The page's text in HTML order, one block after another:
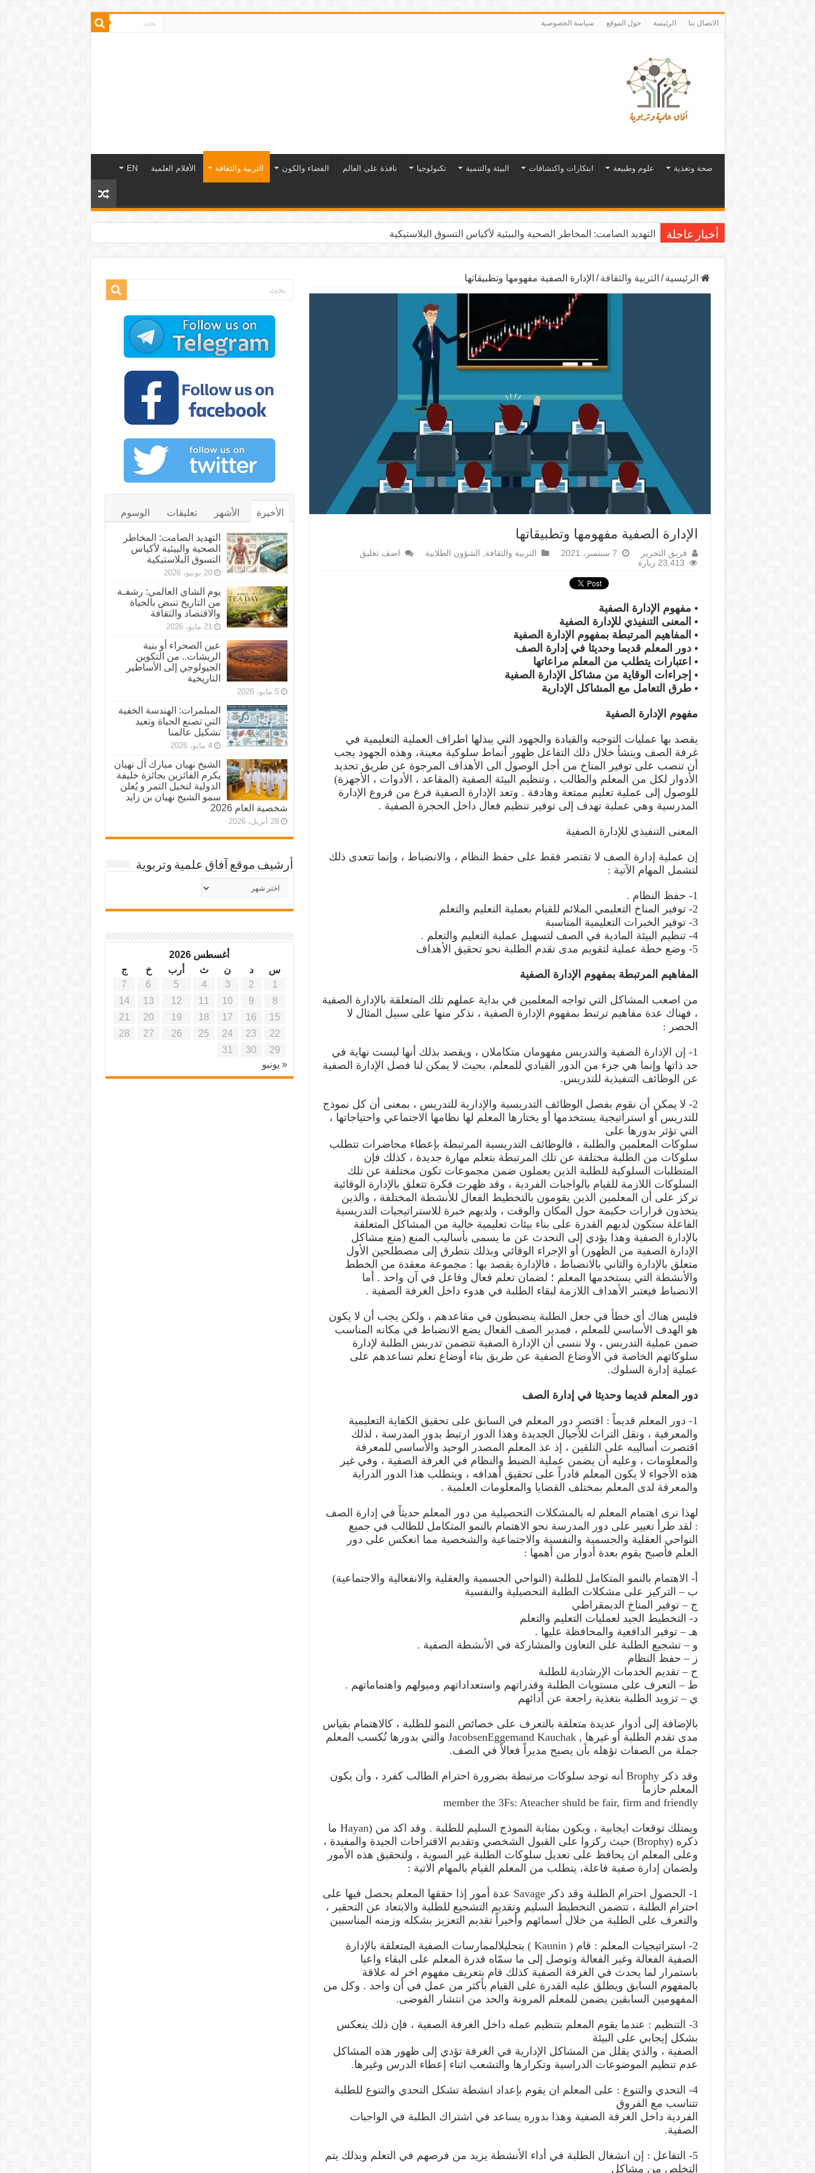
الاتصال بنا الرئيسة حول الموقع سياسة الخصوصية
صحة وتغذية علوم وطبيعة ابتكارات واكتشافات البيئة والتنمية تكنولوجيا نافذة على العالم الفضاء والكون التربية والثقافة الأفلام العلمية EN
أخبار عاجلة التهديد الصامت: المخاطر الصحية والبيئية لأكياس التسوق البلاستيكية
الرئيسية / التربية والثقافة / الإدارة الصفية مفهومها وتطبيقاتها
الإدارة الصفية مفهومها وتطبيقاتها
فريق التحرير 7 سبتمبر، 2021 التربية والثقافة, الشؤون الطلابية
اضف تعليق
23,413 زيارة
• مفهوم الإدارة الصفية
• المعنى التنفيذي للإدارة الصفية
• المفاهيم المرتبطة بمفهوم الإدارة الصفية
• دور المعلم قديما وحديثا في إدارة الصف
• اعتبارات يتطلب من المعلم مراعاتها
• إجراءات الوقاية من مشاكل الإدارة الصفية
• طرق التعامل مع المشاكل الإدارية
مفهوم الإدارة الصفية
يقصد بها عمليات التوجيه والقيادة والجهود التي يبذلها اطراف العملية التعليمية في
غرفة الصف وينشأ خلال ذلك التفاعل ظهور أنماط سلوكية معينة، وهذه الجهود يجب
أن تنصب على توفير المناخ من أجل الوصول الى الأهداف المرجوة عن طريق تحديد
الأدوار لكل من المعلم والطالب ، وتنظيم البيئة الصفية (المقاعد ، الأدوات ، الأجهزة)
للوصول إلى عملية تعليم ممتعة وهادفة . وتعد الإدارة الصفية فرع من فروع الإدارة
المدرسية وهي عملية تهدف إلى توفير تنظيم فعال داخل الحجرة الصفية .
المعنى التنفيذي للإدارة الصفية
إن عملية إدارة الصف لا تقتصر فقط على حفظ النظام ، والانضباط ، وإنما تتعدى ذلك
لتشمل المهام الآتية :
1- حفظ النظام .
2- توفير المناخ التعليمي الملائم للقيام بعملية التعليم والتعلم
3- توفير الخبرات التعليمية المناسبة
4- تنظيم البيئة المادية في الصف لتسهيل عملية التعليم والتعلم .
5- وضع خطة عملية لتقويم مدى تقدم الطلبة نحو تحقيق الأهداف
المفاهيم المرتبطة بمفهوم الإدارة الصفية
من اصعب المشاكل التي تواجه المعلمين في بداية عملهم تلك المتعلقة بالإدارة الصفية
، فهناك عدة مفاهيم ترتبط بمفهوم الإدارة الصفية ، نذكر منها على سبيل المثال لا
الحصر :
1- إن الإدارة الصفية والتدريس مفهومان متكاملان ، ويقصد بذلك أنها ليست نهاية في
حد ذاتها وإنما هي جزء من الدور القيادي للمعلم، بحيث لا يمكن لنا فصل الإدارة الصفية
عن الوظائف التنفيذية للتدريس.
2- لا يمكن أن نقوم بفصل الوظائف التدريسية والإدارية للتدريس ، بمعنى أن كل نموذج
للتدريس أو استراتيجية يستخدمها أو يختارها المعلم لها نظامها الاجتماعي واحتياجاتها ،
التي تؤثر بدورها على
سلوكات المعلمين والطلبة ، فالوظائف التدريسية المرتبطة بإعطاء محاضرات تتطلب
سلوكات من الطلبة مختلفة عن تلك المرتبطة بتعلم مهارة جديدة ، كذلك فإن
المتطلبات السلوكية للطلبة الذين يعملون ضمن مجموعات تكون مختلفة عن تلك
السلوكات اللازمة للقيام بالواجبات الفردية ، وقد ظهرت فكرة تتعلق بالإدارة الوقائية
تركز على أن المعلمين الذين يقومون بالتخطيط الفعال للأنشطة المختلفة ، والذين
يتخذون قرارات حكيمة حول المكان والوقت ، ولديهم خبرة للاستراتيجيات التدريسية
الفاعلة ستكون لديهم القدرة على بناء بيئات تعليمية خالية من المشاكل المتعلقة
بالإدارة الصفية وهذا يؤدي إلى التحدث عن ما يسمى بأساليب المنع (منع مشاكل
الإدارة الصفية من الظهور) أو الإجراء الوقائي وبذلك نتطرق إلى مصطلحين الأول
متعلق بالإدارة والثاني بالانضباط ، فالإدارة يقصد بها : مجموعة معقدة من الخطط
والأنشطة التي يستخدمها المعلم ؛ لضمان تعلم فعال وفاعل في آن واحد . أما
الانضباط فيعتبر الأهداف اللازمة لبقاء الطلبة في هدوء داخل الغرفة الصفية .
فليس هناك أي خطأ في جعل الطلبة ينضبطون في مقاعدهم ، ولكن يجب أن لا يكون
هو الهدف الأساسي للمعلم ، فمدير الصف الفعال يضع الانضباط في مكانه المناسب
ضمن عملية التدريس ، ولا ننسى أن الإدارة الصفية تتضمن تدريس الطلبة لإدارة
سلوكاتهم الخاصة في الأوضاع الصفية عن طريق بناء أوضاع تعلم تساعدهم على
عملية إدارة السلوك.
دور المعلم قديما وحديثا في إدارة الصف
1- دور المعلم قديماً : اقتصر دور المعلم في السابق على تحقيق الكفاية التعليمية
والمعرفية ، ونقل التراث للأجيال الجديدة وهذا الدور ارتبط بدور المدرسة ، لذلك
اقتصرت أساليبه على التلقين ، إذ عذ المعلم المصدر الوحيد والأساسي للمعرفة
والمعلومات ، وعليه أن يضمن عملية الضبط والنظام في الغرفة الصفية ، وفي غير
هذه الأجواء لا يكون المعلم قادراً على تحقيق أهدافه ، ويتطلب هذا الدور الدراية
والمعرفة لدى المعلم بمختلف القضايا والمعلومات العلمية .
لهذا نرى اهتمام المعلم له بالمشكلات التحصيلية من دور المعلم حديثاً في إدارة الصف
: لقد طرأ تغيير على دور المدرسة نحو الاهتمام بالنمو المتكامل للطالب في جميع
النواحي العقلية والجسمية والنفسية والاجتماعية والشخصية مما انعكس على دور
العلم فأصبح يقوم بعدة أدوار من أهمها :
أ- الاهتمام بالنمو المتكامل للطلبة (النواحي الجسمية والعقلية والانفعالية والاجتماعية)
ب – التركيز على مشكلات الطلبة التحصيلية والنفسية
ج – توفير المناخ الديمقراطي
د- التخطيط الجيد لعمليات التعليم والتعلم
هـ – توفير الدافعية والمحافظة عليها .
و – تشجيع الطلبة على التعاون والمشاركة في الأنشطة الصفية .
ز – حفظ النظام
ح – تقديم الخدمات الإرشادية للطلبة
ط – التعرف على مستويات الطلبة وقدراتهم واستعداداتهم وميولهم واهتماماتهم .
ي – تزويد الطلبة بتغذية راجعة عن أدائهم
بالإضافة إلى أدوار عديدة متعلقة بالتعرف على خصائص النمو للطلبة ، كالاهتمام بقياس
مدى تقدم الطلبة أو غيرها , JacobsenEggemand Kauchak والتي بدورها تُكسب المعلم
جملة من الصفات تؤهله بأن يصبح مديراً فعالاً في الصف.
وقد ذكر Brophy أنه توجد سلوكات مرتبطة بضرورة احترام الطالب كفرد ، وأن يكون
المعلم حازماً
member the 3Fs: Ateacher shuld be fair, firm and friendly
ويمتلك توقعات ايجابية ، ويكون بمثابة النموذج السليم للطلبة . وقد اكد من (Hayan ما
ذكره (Brophy) حيث ركزوا على القبول الشخصي وتقديم الاقتراحات الجيدة والمفيدة ،
وعلى المعلم ان يحافظ على تعديل سلوكات الطلبة غير السوية ، ولتحقيق هذه الأمور
ولضمان إدارة صفية فاعلة، يتطلب من المعلم القيام بالمهام الاتية :
1- الحصول احترام الطلبة وقد ذكر Savage عدة أمور إذا حققها المعلم يحصل فيها على
احترام الطلبة ، تتضمن التخطيط السليم وتقديم التشجيع للطلبة والابتعاد عن التحقير ،
والتعرف على الطلبة من خلال أسمائهم وأخيراً تقديم التعزيز بشكله وزمنه المناسبين
2- استراتيجيات المعلم : قام ( Kaunin ) بتحليلالممارسات الصفية المتعلقة بالإدارة
الصفية الفعالة وغير الفعالة وتوصل إلى ما سمّاه قدرة المعلم على البقاء واعيا
باستمرار لما يحدث في الغرفة الصفية كذلك قام بتعريف مفهوم اخر له علاقة
بالمفهوم السابق ويطلق عليه القدرة على القيام بأكثر من عمل في أن واحد . وكل من
المفهومين السابقين يضمن للمعلم المرونة والحد من انتشار الفوضى.
3- التنظيم : عندما يقوم المعلم بتنظيم عمله داخل الغرفة الصفية ، فإن ذلك ينعكس
بشكل إيجابي على البيئة
الصفية ، والذي يقلل من المشاكل الإدارية في الغرفة تؤدي إلى ظهور هذه المشاكل
عدم تنظيم الموضوعات الدراسية وتكرارها والتشعب اثناء إعطاء الدرس وغيرها.
4- التحدي والتنوع : على المعلم ان يقوم بإعداد انشطة تشكل التحدي والتنوع للطلبة
تتناسب مع الفروق
الفردية داخل الغرفة الصفية وهذا بدوره يساعد في اشتراك الطلبة في الواجبات
الصفية.
5- التفاعل : إن انشغال الطلبة في أداء الأنشطة يزيد من فرصهم في التعلم وبذلك يتم
التخلص من مشاكل
الأخيرة الأشهر تعليقات الوسوم
التهديد الصامت: المخاطر
الصحية والبيئية لأكياس
التسوق البلاستيكية
20 يونيو، 2026
يوم الشاي العالمي: رشفـة
من التاريخ تنبض بالحياة
والاقتصاد والثقافة
21 مايو، 2026
عين الصحراء أو بنية
الريشات.. من التكوين
الجيولوجي إلى الأساطير
التاريخية
5 مايو، 2026
المبلمرات: الهندسة الخفية
التي تصنع الحياة وتعيد
تشكيل عالمنا
4 مايو، 2026
الشيخ نهيان مبارك آل نهيان
يكرم الفائزين بجائزة خليفة
الدولية لنخيل التمر و يُعلن
سمو الشيخ نهيان بن زايد
شخصية العام 2026
28 أبريل، 2026
أرشيف موقع آفاق علمية وتربوية
أرشيف
موقع
أغسطس 2026
س
د ن ث أرب خ
ج
1
2
3
4
5
6
7
8
9
10
11
12
13
14
15
16
17
18
19
20
21
22
23
24
25
26
27
28
29
30
31
« يونيو